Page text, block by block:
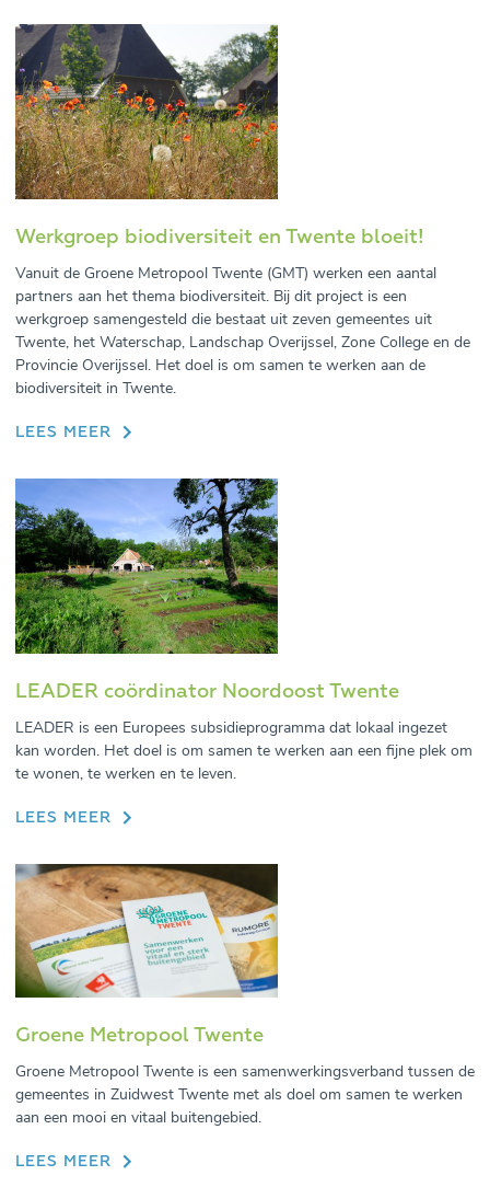
Werkgroep biodiversiteit en Twente bloeit!
Vanuit de Groene Metropool Twente (GMT) werken een aantal
partners aan het thema biodiversiteit. Bij dit project is een
werkgroep samengesteld die bestaat uit zeven gemeentes uit
Twente, het Waterschap, Landschap Overijssel, Zone College en de
Provincie Overijssel. Het doel is om samen te werken aan de
biodiversiteit in Twente.
LEES MEER
LEADER coördinator Noordoost Twente
LEADER is een Europees subsidieprogramma dat lokaal ingezet
kan worden. Het doel is om samen te werken aan een fijne plek om
te wonen, te werken en te leven.
LEES MEER
Groene Metropool Twente
Groene Metropool Twente is een samenwerkingsverband tussen de
gemeentes in Zuidwest Twente met als doel om samen te werken
aan een mooi en vitaal buitengebied.
LEES MEER